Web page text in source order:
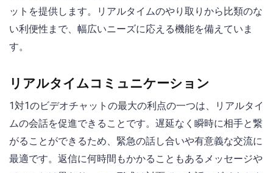
ットを提供します。リアルタイムのやり取りから比類のな
い利便性まで、幅広いニーズに応える機能を備えていま
す。
リアルタイムコミュニケーション
1対1のビデオチャットの最大の利点の一つは、リアルタイ
ムの会話を促進できることです。遅延なく瞬時に相手と繋
がることができるため、緊急の話し合いや有意義な交流に
最適です。返信に何時間もかかることもあるメッセージや